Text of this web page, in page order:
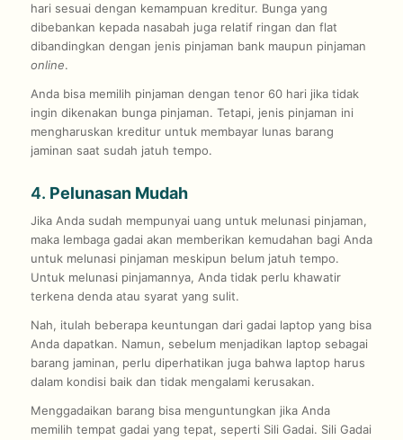
hari sesuai dengan kemampuan kreditur. Bunga yang
dibebankan kepada nasabah juga relatif ringan dan flat
dibandingkan dengan jenis pinjaman bank maupun pinjaman
online.
Anda bisa memilih pinjaman dengan tenor 60 hari jika tidak
ingin dikenakan bunga pinjaman. Tetapi, jenis pinjaman ini
mengharuskan kreditur untuk membayar lunas barang
jaminan saat sudah jatuh tempo.
4. Pelunasan Mudah
Jika Anda sudah mempunyai uang untuk melunasi pinjaman,
maka lembaga gadai akan memberikan kemudahan bagi Anda
untuk melunasi pinjaman meskipun belum jatuh tempo.
Untuk melunasi pinjamannya, Anda tidak perlu khawatir
terkena denda atau syarat yang sulit.
Nah, itulah beberapa keuntungan dari gadai laptop yang bisa
Anda dapatkan. Namun, sebelum menjadikan laptop sebagai
barang jaminan, perlu diperhatikan juga bahwa laptop harus
dalam kondisi baik dan tidak mengalami kerusakan.
Menggadaikan barang bisa menguntungkan jika Anda
memilih tempat gadai yang tepat, seperti Sili Gadai. Sili Gadai